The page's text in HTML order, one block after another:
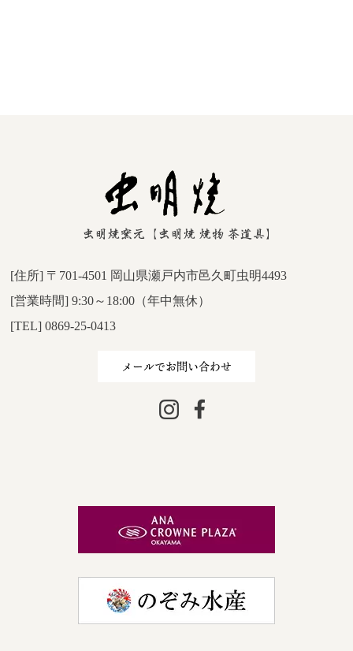
[住所] 〒701-4501 岡山県瀬戸内市邑久町虫明4493
[営業時間] 9:30～18:00（年中無休）
[TEL] 0869-25-0413
メールでお問い合わせ